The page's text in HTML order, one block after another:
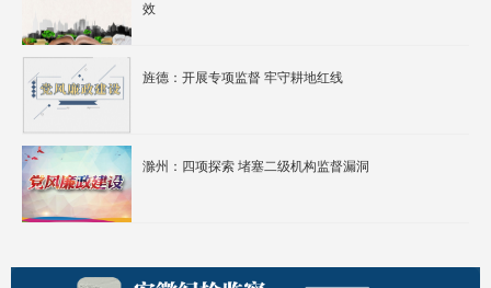
效
旌德：开展专项监督 牢守耕地红线
滁州：四项探索 堵塞二级机构监督漏洞